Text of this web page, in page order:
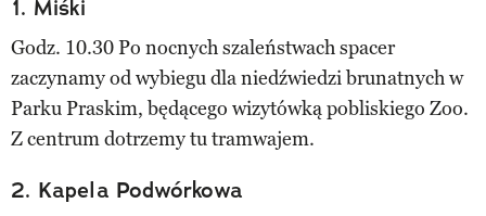
1. Miśki
Godz. 10.30 Po nocnych szaleństwach spacer
zaczynamy od wybiegu dla niedźwiedzi brunatnych w
Parku Praskim, będącego wizytówką pobliskiego Zoo.
Z centrum dotrzemy tu tramwajem.
2. Kapela Podwórkowa